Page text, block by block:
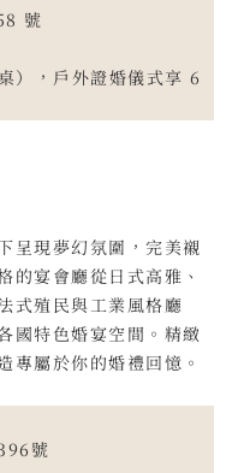
號
），戶外證婚儀式享 6
呈現夢幻氛圍，完美襯
的宴會廳從日式高雅、
式殖民與工業風格廳
國特色婚宴空間。精緻
專屬於你的婚禮回憶。
號